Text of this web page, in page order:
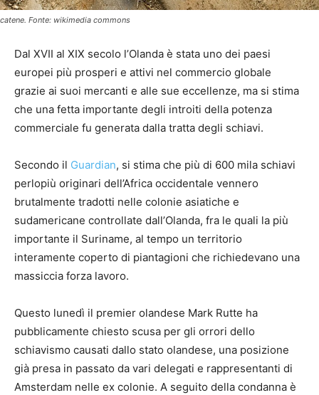
catene. Fonte: wikimedia commons
Dal XVII al XIX secolo l’Olanda è stata uno dei paesi
europei più prosperi e attivi nel commercio globale
grazie ai suoi mercanti e alle sue eccellenze, ma si stima
che una fetta importante degli introiti della potenza
commerciale fu generata dalla tratta degli schiavi.
Secondo il Guardian, si stima che più di 600 mila schiavi
perlopiù originari dell’Africa occidentale vennero
brutalmente tradotti nelle colonie asiatiche e
sudamericane controllate dall’Olanda, fra le quali la più
importante il Suriname, al tempo un territorio
interamente coperto di piantagioni che richiedevano una
massiccia forza lavoro.
Questo lunedì il premier olandese Mark Rutte ha
pubblicamente chiesto scusa per gli orrori dello
schiavismo causati dallo stato olandese, una posizione
già presa in passato da vari delegati e rappresentanti di
Amsterdam nelle ex colonie. A seguito della condanna è